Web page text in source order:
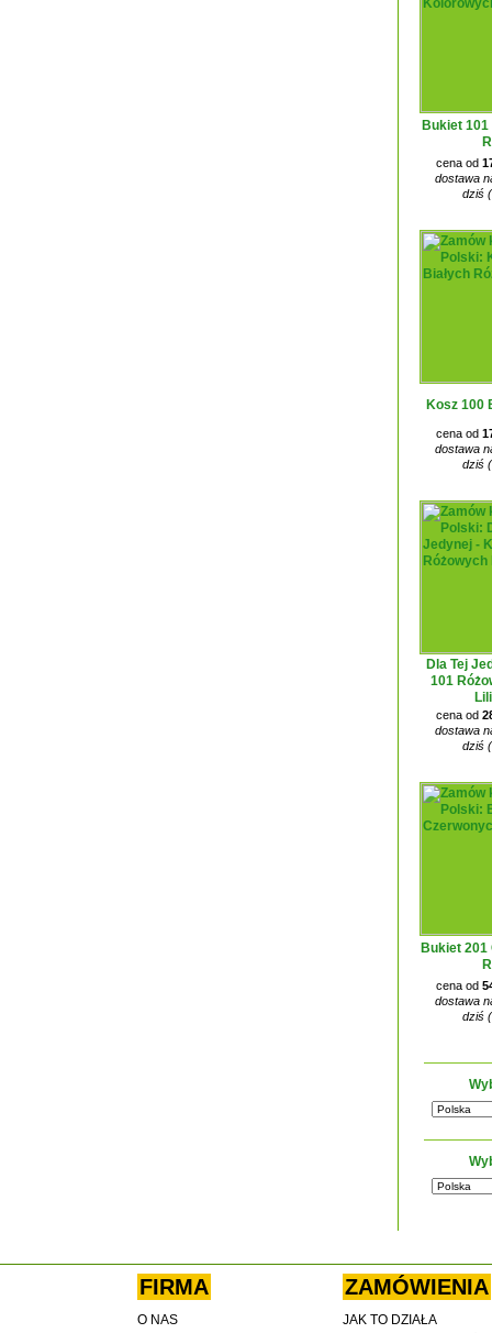
Bukiet
cena od
dostawa
dziś
Kosz 100
cena od
dostawa
dziś
Dla Tej
101
cena od
dostawa
dziś
Bukiet 201
cena od
dostawa
dziś
FIRMA
O NAS
ZAMÓWIENIA
JAK TO DZIAŁA